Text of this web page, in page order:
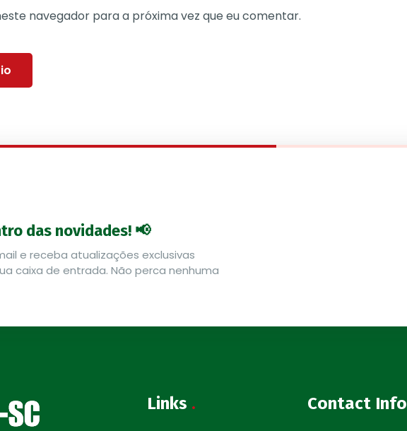
navegador para a próxima vez que eu comentar.
das novidades! 📢
e receba atualizações exclusivas
caixa de entrada. Não perca nenhuma
Links . Contact Info